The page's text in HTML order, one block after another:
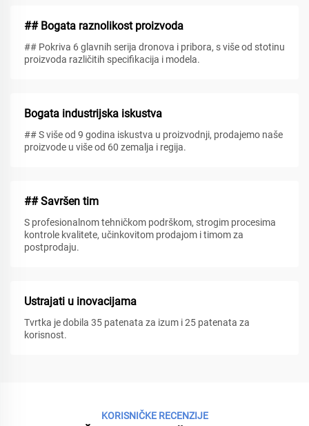
## Bogata raznolikost proizvoda
## Pokriva 6 glavnih serija dronova i pribora, s više od stotinu
proizvoda različitih specifikacija i modela.
Bogata industrijska iskustva
## S više od 9 godina iskustva u proizvodnji, prodajemo naše
proizvode u više od 60 zemalja i regija.
## Savršen tim
S profesionalnom tehničkom podrškom, strogim procesima
kontrole kvalitete, učinkovitom prodajom i timom za
postprodaju.
Ustrajati u inovacijama
Tvrtka je dobila 35 patenata za izum i 25 patenata za
korisnost.
KORISNIČKE RECENZIJE